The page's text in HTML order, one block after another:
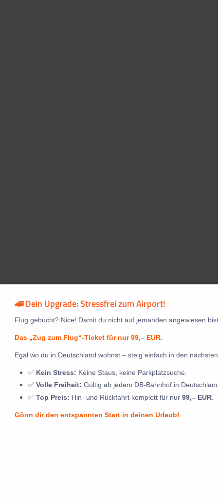
🚄 Dein Upgrade: Stressfrei zum Airport!
Flug gebucht? Nice! Damit du nicht auf jemanden angewiesen
Das „Zug zum Flug“-Ticket für nur 99,– EUR.
Egal wo du in Deutschland wohnst – steig einfach in den
✅ Kein Stress: Keine Staus, keine Parkplatzsuche.
✅ Volle Freiheit: Gültig ab jedem DB-Bahnhof in
✅ Top Preis: Hin- und Rückfahrt komplett für nur 99,– EUR
Gönn dir den entspannten Start in deinen Urlaub!